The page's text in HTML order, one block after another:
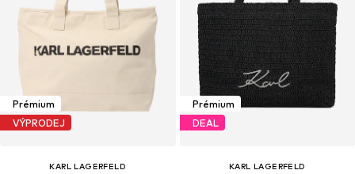
Prémium
VÝPRODEJ
KARL LAGERFELD
Prémium
DEAL
KARL LAGERFELD